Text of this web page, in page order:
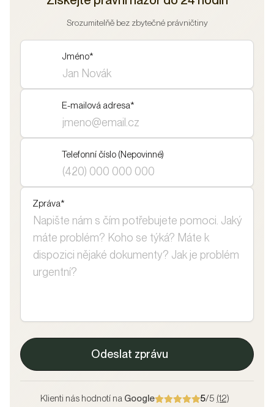
Srozumitelňě bez zbytečné právničtiny
Jméno*
E-mailová adresa*
Telefonní číslo (Nepovinné)
Zpráva*
Odeslat zprávu
Klienti nás hodnotí na Google 5/5 (12)